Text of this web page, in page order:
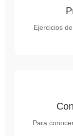
Ejercicios
Para